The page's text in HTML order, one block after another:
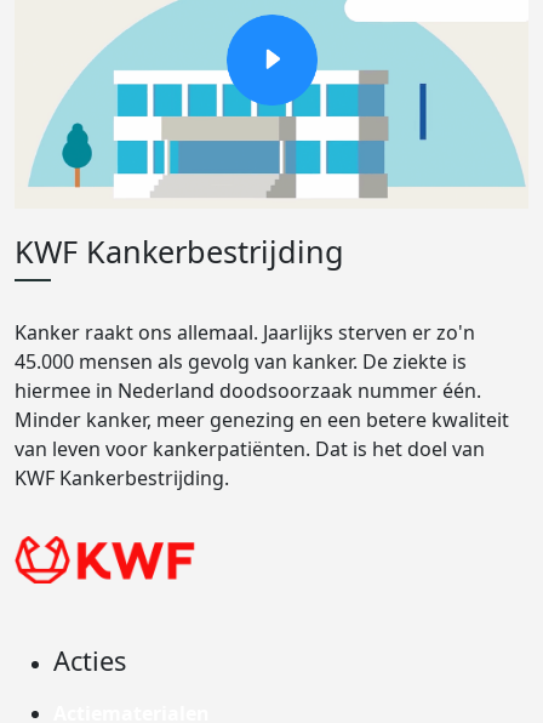
KWF Kankerbestrijding
Kanker raakt ons allemaal. Jaarlijks sterven er zo'n
45.000 mensen als gevolg van kanker. De ziekte is
hiermee in Nederland doodsoorzaak nummer één.
Minder kanker, meer genezing en een betere kwaliteit
van leven voor kankerpatiënten. Dat is het doel van
KWF Kankerbestrijding.
Acties